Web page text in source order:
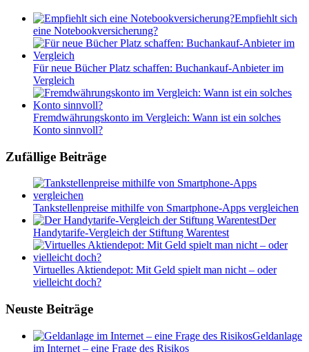
Empfiehlt sich
eine Notebookversicherung?
Für neue Bücher Platz schaffen: Buchankauf-Anbieter im
Vergleich
Fremdwährungskonto im Vergleich: Wann ist ein solches
Konto sinnvoll?
Zufällige Beiträge
Tankstellenpreise mithilfe von Smartphone-Apps vergleichen
Der
Handytarife-Vergleich der Stiftung Warentest
Virtuelles Aktiendepot: Mit Geld spielt man nicht – oder
vielleicht doch?
Neuste Beiträge
Geldanlage
im Internet – eine Frage des Risikos